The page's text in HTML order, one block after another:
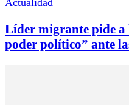
Líder migrante pide a
poder político” ante